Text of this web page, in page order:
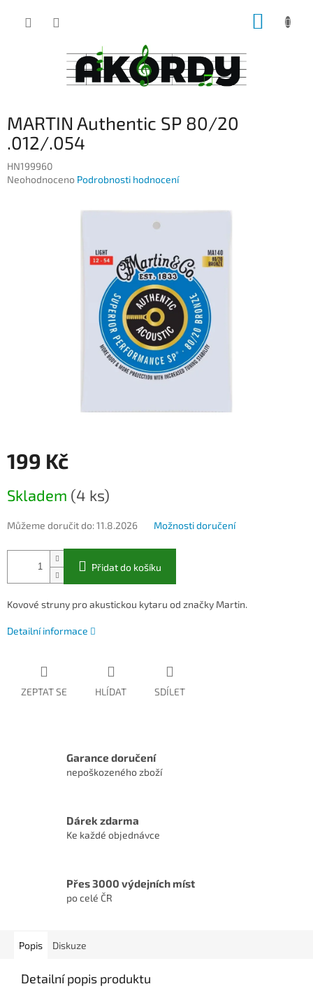
MARTIN Authentic SP 80/20
.012/.054
HN199960
Průměrné
Neohodnoceno Podrobnosti hodnocení
199 Kč
cena:
Skladem (4 ks)
Můžeme doručit do:11.8.2026 Možnosti doručení
Přidat do košíku
Kovové struny pro akustickou kytaru od značky Martin.
Detailní informace
ZEPTAT SE HLÍDAT SDÍLET
Garance doručení
nepoškozeného zboží
Dárek zdarma
Ke každé objednávce
Přes 3000 výdejních míst
po celé ČR
Popis Diskuze
Detailní popis produktu